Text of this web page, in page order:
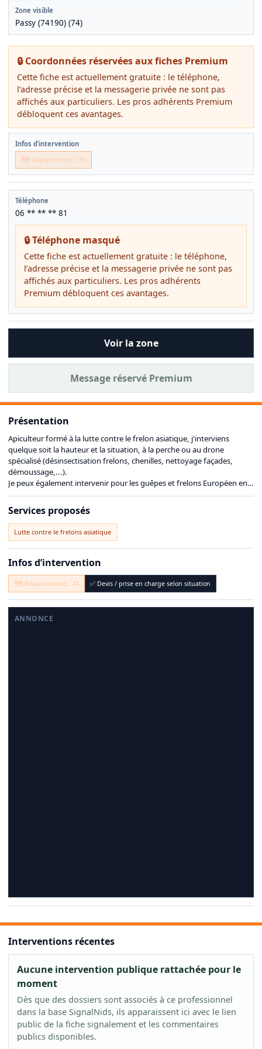
Présentation
Apiculteur formé à la lutte contre le frelon asiatique, j'interviens
quelque soit la hauteur et la situation, à la perche ou au drone
spécialisé (désinsectisation frelons, chenilles, nettoyage façades,
démoussage,...).
Je peux également intervenir pour les guêpes et frelons Européen en
cas d'urgence.
N'hésitez pas à me contacter dès la découverte d'un nid ou pour toute
autre intervention liée à la pulvérisation par drone.
Vous pouvez également me contacter pour la récupération des
essaims d'abeilles. C'est gratuit et avec plaisir...
Services proposés
Lutte contre le frelons asiatique
Infos d’intervention
🗺️ Département : 74 ✅ Devis / prise en charge selon situation
ANNONCE
Interventions récentes
Aucune intervention publique rattachée pour le
moment
Dès que des dossiers sont associés à ce professionnel
dans la base SignalNids, ils apparaissent ici avec le lien
public de la fiche signalement et les commentaires
publics disponibles.
Zone visible
Passy (74190) (74)
🔒 Coordonnées réservées aux fiches Premium
Cette fiche est actuellement gratuite : le téléphone,
l’adresse précise et la messagerie privée ne sont pas
affichés aux particuliers. Les pros adhérents Premium
débloquent ces avantages.
Infos d’intervention
🗺️ Département : 74
Téléphone
06 ** ** ** 81
🔒 Téléphone masqué
Cette fiche est actuellement gratuite : le téléphone,
l’adresse précise et la messagerie privée ne sont pas
affichés aux particuliers. Les pros adhérents
Premium débloquent ces avantages.
Voir la zone
Message réservé Premium